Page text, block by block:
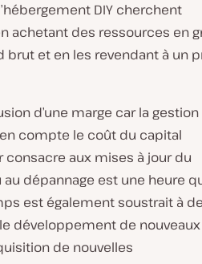
DIY cherchent
achetant des ressources en
brut et en les revendant à un
d’une marge car la gestion
compte le coût du capital
consacre aux mises à jour du
dépannage est une heure
est également soustrait à
développement de nouveaux
de nouvelles